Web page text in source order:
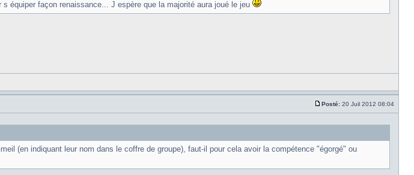
équiper façon renaissance... J espère que la majorité aura joué le jeu
Posté: 20 Juil 2012 08:04
(en indiquant leur nom dans le coffre de groupe), faut-il pour cela avoir la compétence "égorgé" ou